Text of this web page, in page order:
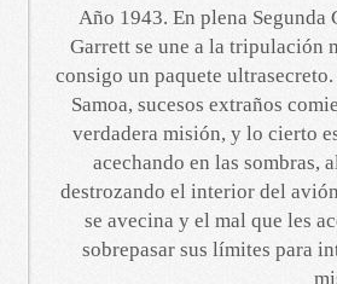
Año 1943. En plena
Garrett se une a la tripulación
consigo un paquete
Samoa, sucesos extraños
verdadera misión, y lo cierto
acechando en las sombras,
destrozando el interior del
se avecina y el mal que les
sobrepasar sus límites para